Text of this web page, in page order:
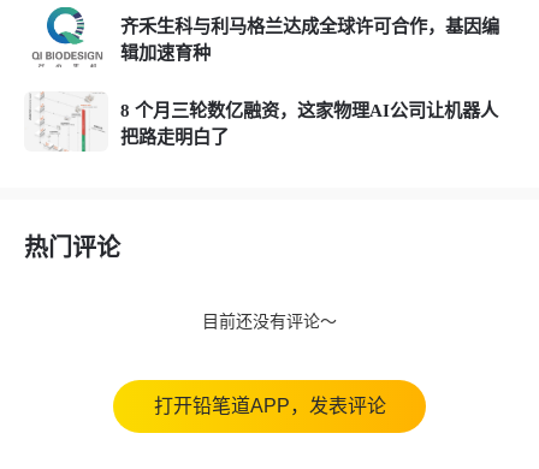
齐禾生科与利马格兰达成全球许可合作，基因编
辑加速育种
8 个月三轮数亿融资，这家物理AI公司让机器人
把路走明白了
热门评论
目前还没有评论～
打开铅笔道APP，发表评论